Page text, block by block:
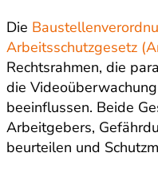
Die
Arbeitsschutzgesetz
Rechtsrahmen, die
die
beeinflussen. Beide
Arbeitgebers,
beurteilen und